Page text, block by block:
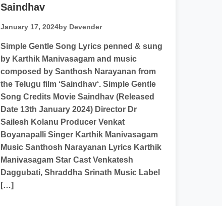
Saindhav
January 17, 2024by Devender
Simple Gentle Song Lyrics penned & sung
by Karthik Manivasagam and music
composed by Santhosh Narayanan from
the Telugu film ‘Saindhav‘. Simple Gentle
Song Credits Movie Saindhav (Released
Date 13th January 2024) Director Dr
Sailesh Kolanu Producer Venkat
Boyanapalli Singer Karthik Manivasagam
Music Santhosh Narayanan Lyrics Karthik
Manivasagam Star Cast Venkatesh
Daggubati, Shraddha Srinath Music Label
[…]